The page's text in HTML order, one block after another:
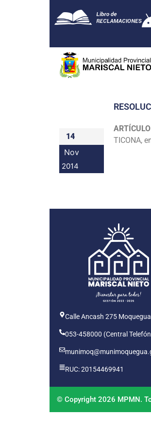
14
Nov
2014
TICONA,
Calle Ancash 275 Moquegua
053-458000 (Central
RUC: 20154469941
© Copyright 2026 MPMN.